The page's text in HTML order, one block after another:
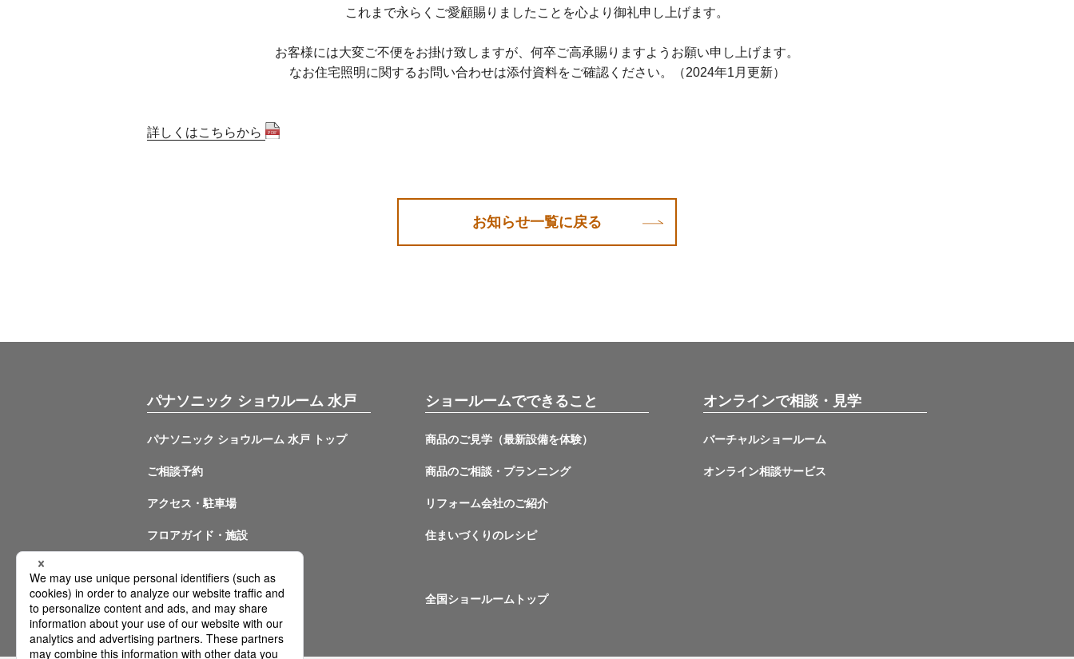
これまで永らくご愛顧賜りましたことを心より御礼申し上げます。
お客様には大変ご不便をお掛け致しますが、何卒ご高承賜りますようお願い申し上げます。
なお住宅照明に関するお問い合わせは添付資料をご確認ください。（2024年1月更新）
詳しくはこちらから
お知らせ一覧に戻る
パナソニック ショウルーム 水戸
パナソニック ショウルーム 水戸 トップ
ご相談予約
アクセス・駐車場
フロアガイド・施設
問い合わせ
ショールームでできること
商品のご見学（最新設備を体験）
商品のご相談・プランニング
リフォーム会社のご紹介
住まいづくりのレシピ
全国ショールームトップ
オンラインで相談・見学
バーチャルショールーム
オンライン相談サービス